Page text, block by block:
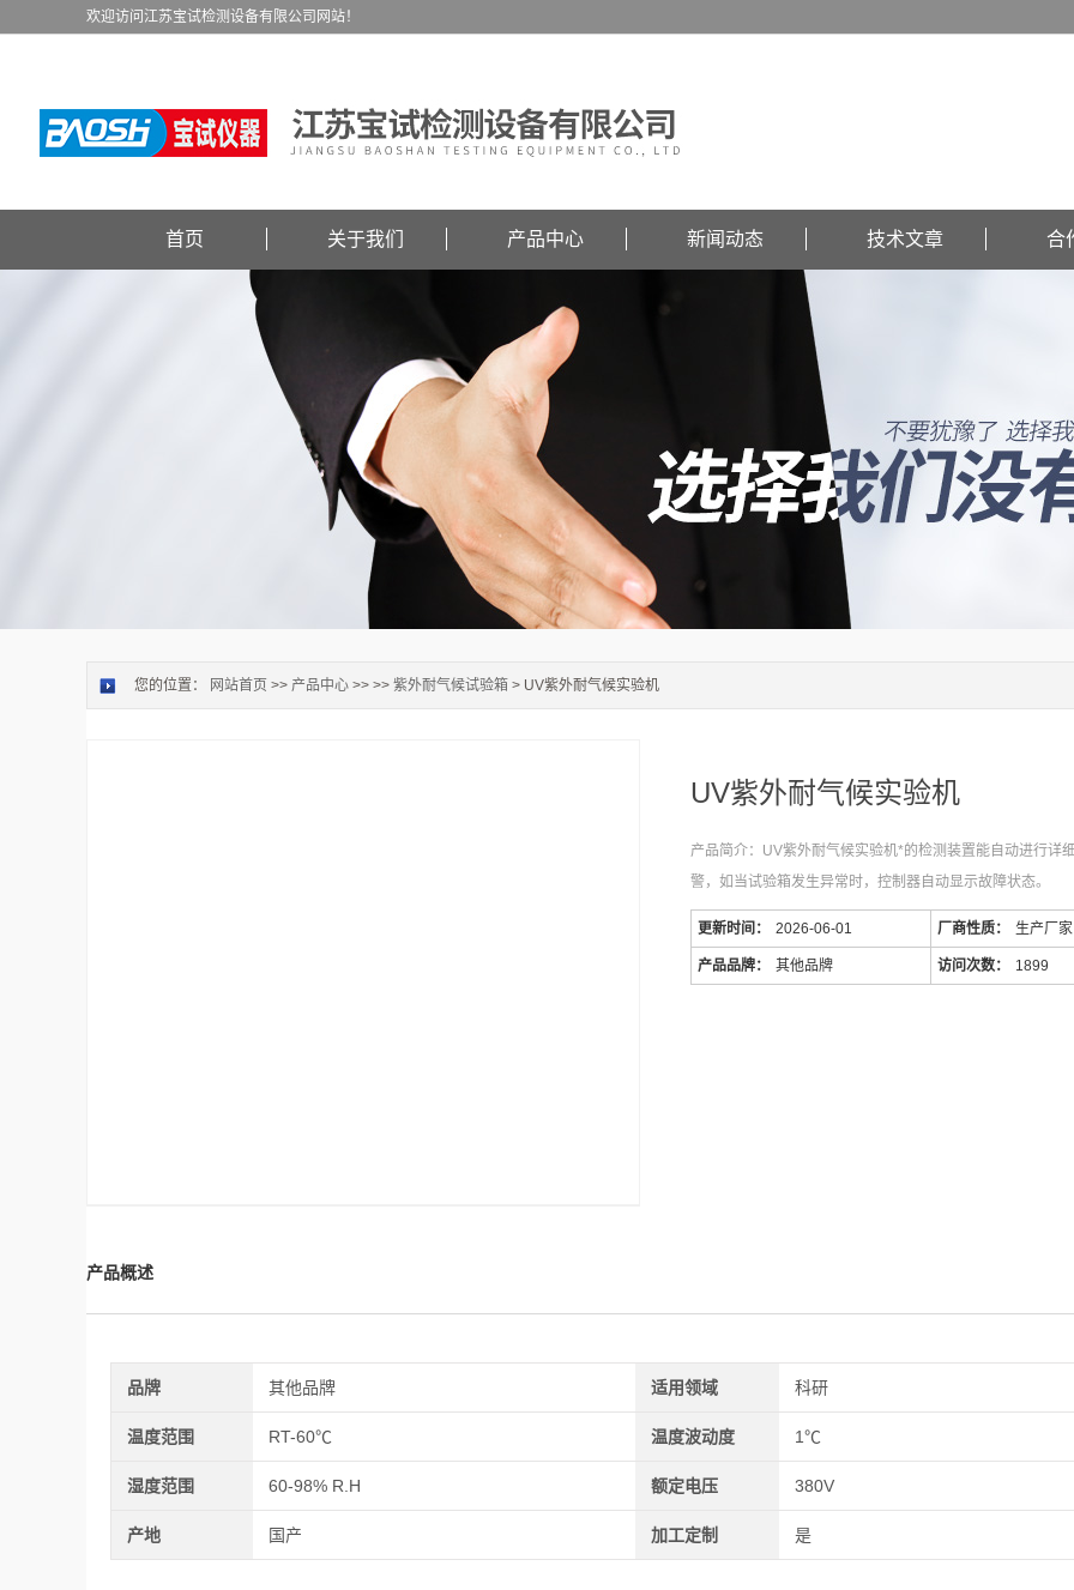
欢迎访问江苏宝试检测设备有限公司网站！
首页 关于我们 产品中心 新闻动态 技术文章 合
您的位置： 网站首页 >> 产品中心 >> >> 紫外耐气候试验箱 > UV紫外耐气候实验机
UV紫外耐气候实验机
产品简介：UV紫外耐气候实验机*的检测装置能自动进行详
警，如当试验箱发生异常时，控制器自动显示故障状态。
更新时间： 2026-06-01 厂商性质： 生产厂家
产品品牌： 其他品牌 访问次数： 1899
产品概述
品牌 其他品牌 适用领域 科研
温度范围 RT-60℃ 温度波动度 1℃
湿度范围 60-98% R.H 额定电压 380V
产地 国产 加工定制 是